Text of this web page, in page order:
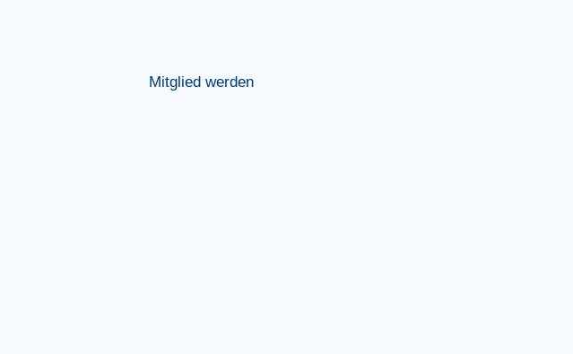
Mitglied werden